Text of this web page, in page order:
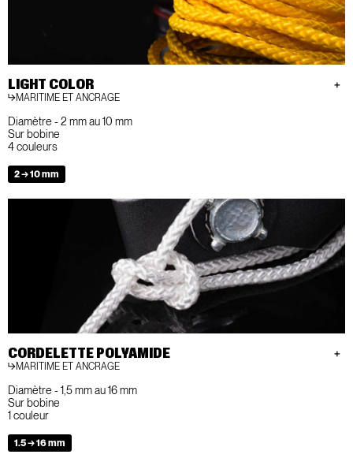
LIGHT COLOR
MARITIME ET ANCRAGE
Diamètre - 2 mm au 10 mm
Sur bobine
4 couleurs
2 → 10 mm
CORDELETTE POLYAMIDE
MARITIME ET ANCRAGE
Diamètre - 1,5 mm au 16 mm
Sur bobine
1 couleur
1.5 → 16 mm